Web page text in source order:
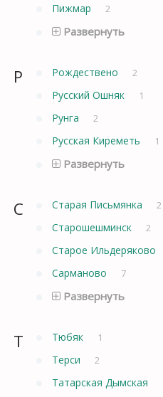
Пижмар 2
Развернуть
Р Рождествено 2
Русский Ошняк 1
Рунга 2
Русская Киреметь 1
Развернуть
С Старая Письмянка 2
Старошешминск 2
Старое Ильдеряково
Сарманово 7
Развернуть
Т Тюбяк 1
Терси 2
Татарская Дымская